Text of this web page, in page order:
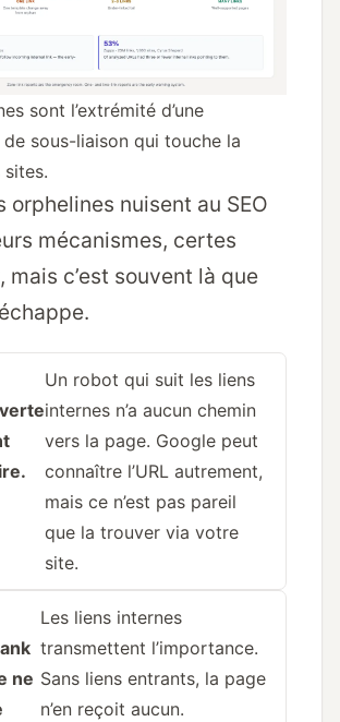
sont l’extrémité d’une
sous-liaison qui touche la
orphelines nuisent au SEO
mécanismes, certes
mais c’est souvent là que
Un robot qui suit les liens
internes n’a aucun chemin
vers la page. Google peut
connaître l’URL autrement,
mais ce n’est pas pareil
que la trouver via votre
site.
ne
Les liens internes
transmettent l’importance.
Sans liens entrants, la page
n’en reçoit aucun.